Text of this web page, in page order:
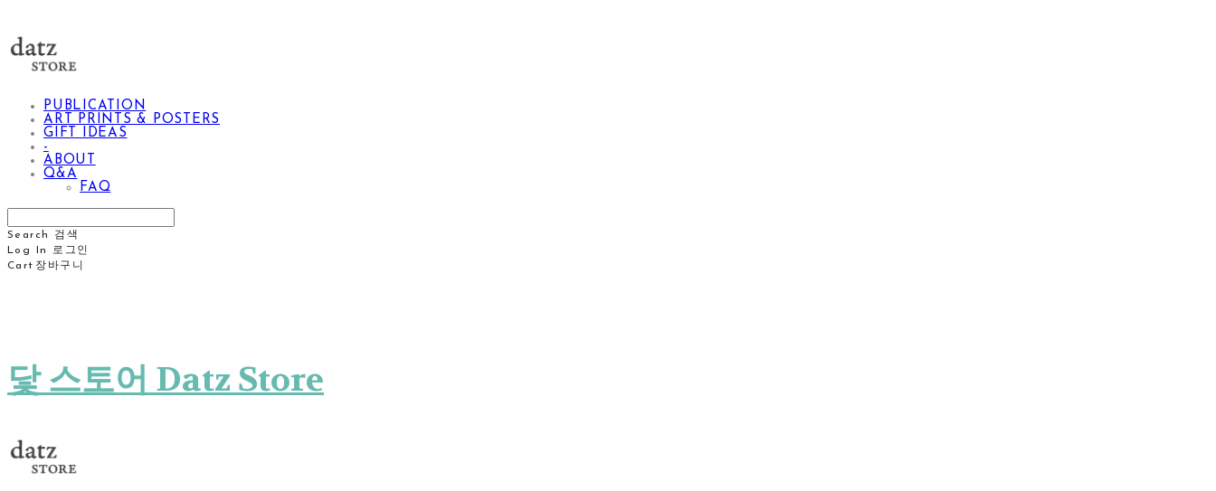
PUBLICATION
ART PRINTS & POSTERS
GIFT IDEAS
-
ABOUT
Q&A
FAQ
Search
검색
Log In
로그인
Cart 장바구니
닻 스토어 Datz Store